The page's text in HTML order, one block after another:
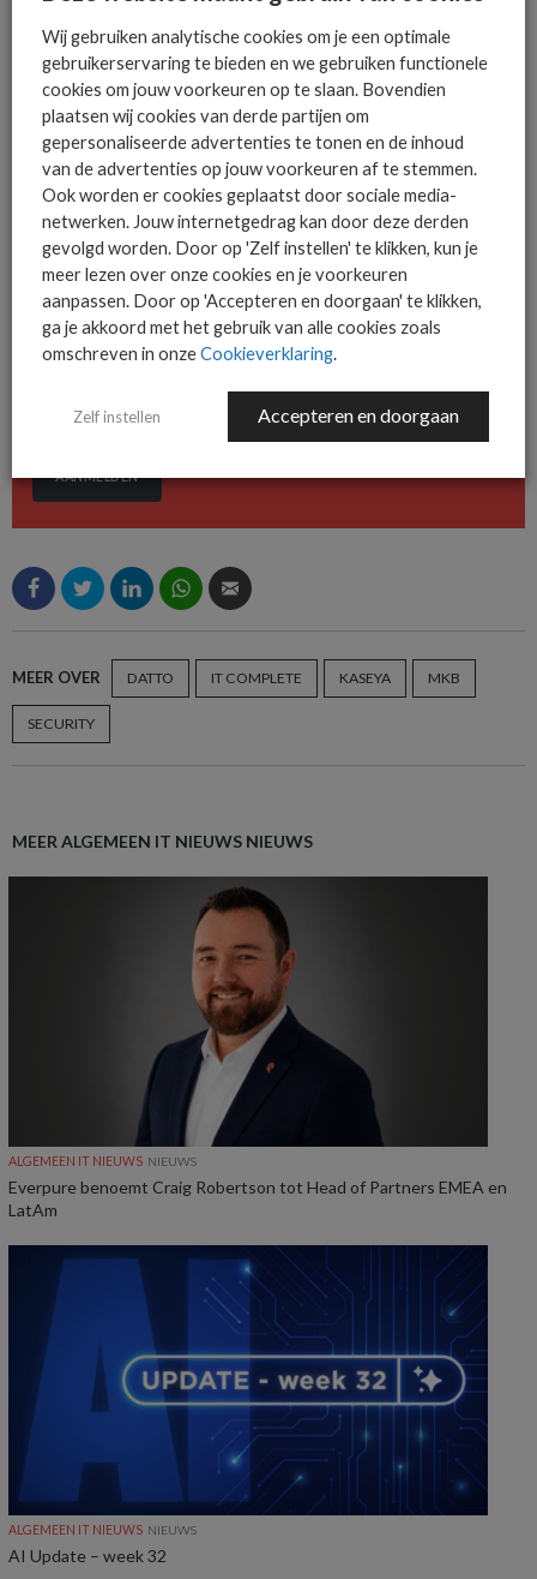
de relaties met de partners, de msp’s, zullen versterken. Ten
Hove: “Amsterdam wordt een belangrijke hub voor ons.”
De ICT-wereld is snel. Mis
niets.
Het allerlaatste ICT nieuws in jouw
mailbox
AANMELDEN
MEER OVER DATTO IT COMPLETE KASEYA MKB
SECURITY
MEER ALGEMEEN IT NIEUWS NIEUWS
ALGEMEEN IT NIEUWS NIEUWS
Everpure benoemt Craig Robertson tot Head of Partners EMEA en
LatAm
ALGEMEEN IT NIEUWS NIEUWS
AI Update – week 32
Wij gebruiken analytische cookies om je een optimale
gebruikerservaring te bieden en we gebruiken functionele
cookies om jouw voorkeuren op te slaan. Bovendien
plaatsen wij cookies van derde partijen om
gepersonaliseerde advertenties te tonen en de inhoud
van de advertenties op jouw voorkeuren af te stemmen.
Ook worden er cookies geplaatst door sociale media-
netwerken. Jouw internetgedrag kan door deze derden
gevolgd worden. Door op 'Zelf instellen' te klikken, kun je
meer lezen over onze cookies en je voorkeuren
aanpassen. Door op 'Accepteren en doorgaan' te klikken,
ga je akkoord met het gebruik van alle cookies zoals
omschreven in onzeCookieverklaring.
Zelf instellen Accepteren en doorgaan